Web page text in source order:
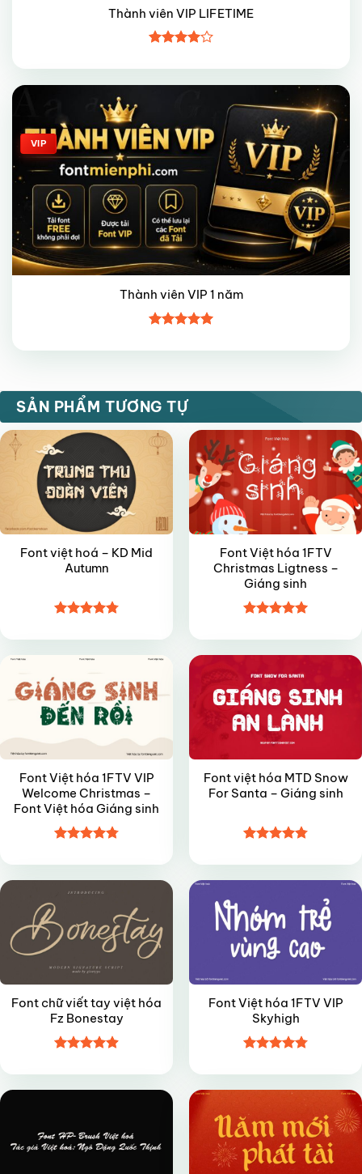
Thành viên VIP LIFETIME
xếp hạng
Giảm giá!
VIP
Thành viên VIP 1 năm
hạng55
SẢN PHẨM TƯƠNG TỰ
VIP
Font việt hoá – KD Mid
Autumn
hạng4.85
sao
Font Việt hóa 1FTV
Christmas Ligtness –
Giáng sinh
hạng55
sao
Font Việt hóa 1FTV VIP
Welcome Christmas –
Font Việt hóa Giáng sinh
hạng4.85
sao
Font việt hóa MTD Snow
For Santa – Giáng sinh
hạng4.85
sao
Font chữ viết tay việt hóa
Fz Bonestay
hạng4.95
sao
Font Việt hóa 1FTV VIP
Skyhigh
hạng4.85
sao